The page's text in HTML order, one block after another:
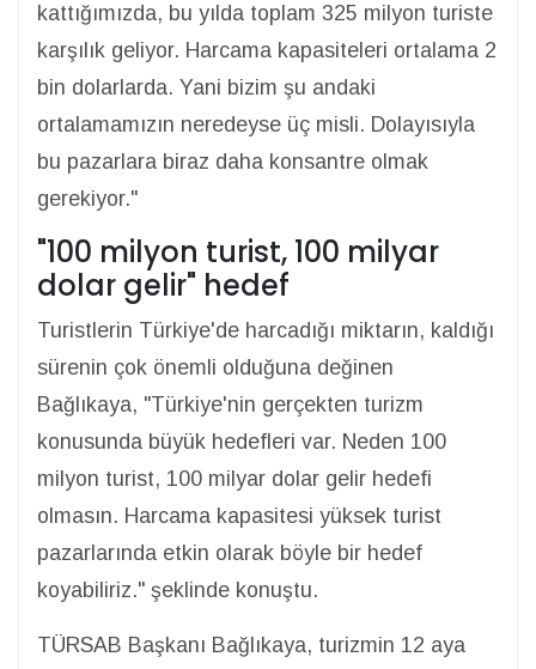
kattığımızda, bu yılda toplam 325 milyon turiste
karşılık geliyor. Harcama kapasiteleri ortalama 2
bin dolarlarda. Yani bizim şu andaki
ortalamamızın neredeyse üç misli. Dolayısıyla
bu pazarlara biraz daha konsantre olmak
gerekiyor."
"100 milyon turist, 100 milyar
dolar gelir" hedef
Turistlerin Türkiye'de harcadığı miktarın, kaldığı
sürenin çok önemli olduğuna değinen
Bağlıkaya, "Türkiye'nin gerçekten turizm
konusunda büyük hedefleri var. Neden 100
milyon turist, 100 milyar dolar gelir hedefi
olmasın. Harcama kapasitesi yüksek turist
pazarlarında etkin olarak böyle bir hedef
koyabiliriz." şeklinde konuştu.
TÜRSAB Başkanı Bağlıkaya, turizmin 12 aya